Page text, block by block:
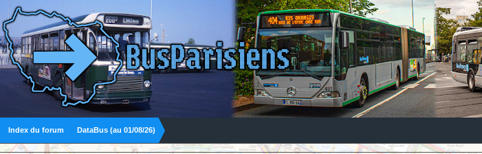
Index du forum DataBus (au 01/08/26)